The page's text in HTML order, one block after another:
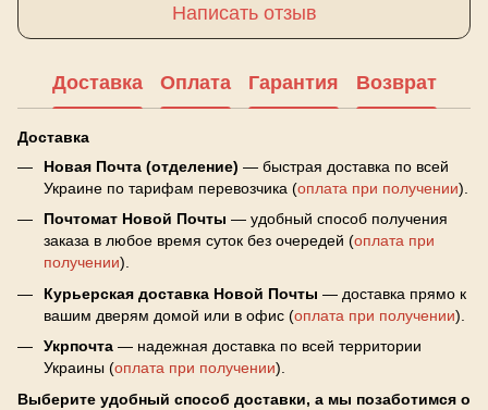
Написать отзыв
Доставка Оплата Гарантия Возврат
Доставка
Новая Почта (отделение) — быстрая доставка по всей
Украине по тарифам перевозчика (оплата при получении).
Почтомат Новой Почты — удобный способ получения
заказа в любое время суток без очередей (оплата при
получении).
Курьерская доставка Новой Почты — доставка прямо к
вашим дверям домой или в офис (оплата при получении).
Укрпочта — надежная доставка по всей территории
Украины (оплата при получении).
Выберите удобный способ доставки, а мы позаботимся о